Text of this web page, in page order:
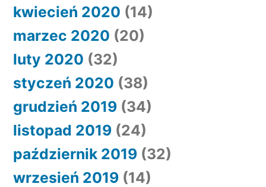
kwiecień 2020 (14)
marzec 2020 (20)
luty 2020 (32)
styczeń 2020 (38)
grudzień 2019 (34)
listopad 2019 (24)
październik 2019 (32)
wrzesień 2019 (14)